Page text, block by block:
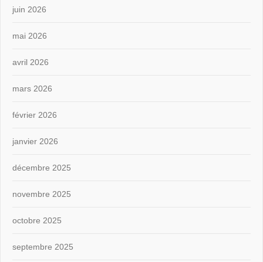
juin 2026
mai 2026
avril 2026
mars 2026
février 2026
janvier 2026
décembre 2025
novembre 2025
octobre 2025
septembre 2025